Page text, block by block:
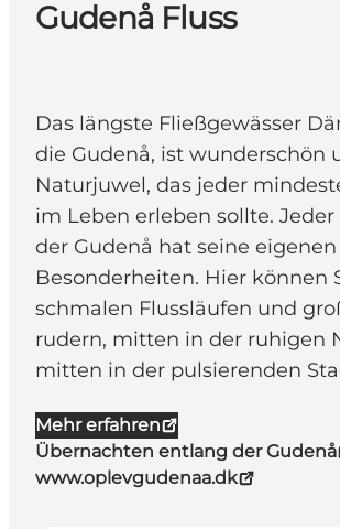
Gudenå Fluss
Das längste Fließgewässer
die Gudenå, ist wunderschön
Naturjuwel, das jeder
im Leben erleben sollte.
der Gudenå hat seine eigenen
Besonderheiten. Hier können
schmalen Flussläufen und
rudern, mitten in der ruhigen
mitten in der pulsierenden
Mehr erfahren
Übernachten entlang der Gudenå
www.oplevgudenaa.dk